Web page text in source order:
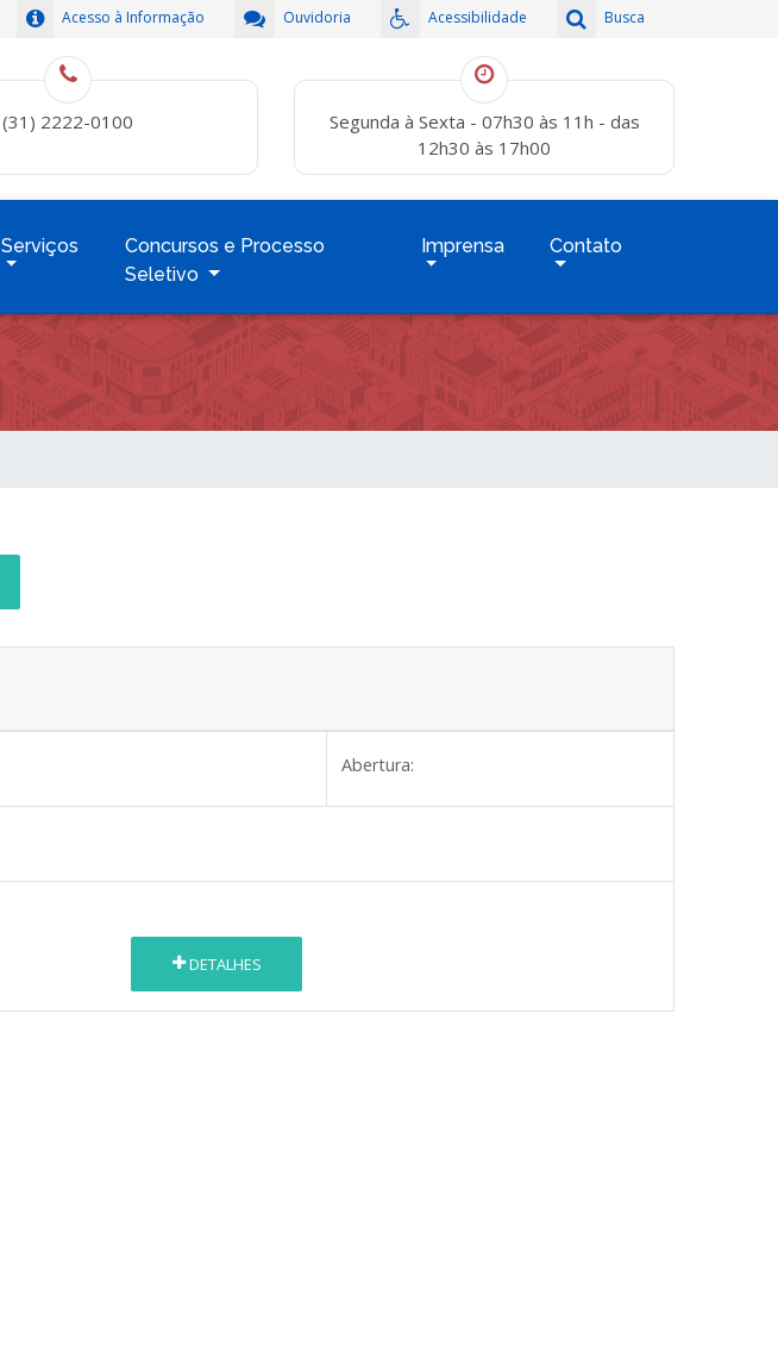
Busca
Acessibilidade
Ouvidoria
Acesso à Informação
(31) 2222-0100
Segunda à Sexta - 07h30 às 11h - das
12h30 às 17h00
Serviços
Concursos e Processo
Seletivo
Imprensa Contato
Abertura:
DETALHES